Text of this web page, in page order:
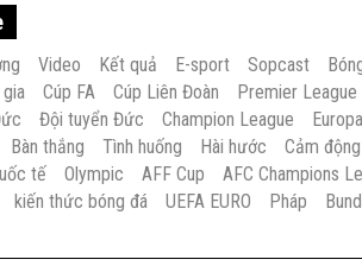
Video Kết quả E-sport Sopcast
Cúp FA Cúp Liên Đoàn Premier League
Đội tuyển Đức Champion League
Bàn thắng Tình huống Hài hước Cảm động
tế Olympic AFF Cup AFC Champions
kiến thức bóng đá UEFA EURO Pháp